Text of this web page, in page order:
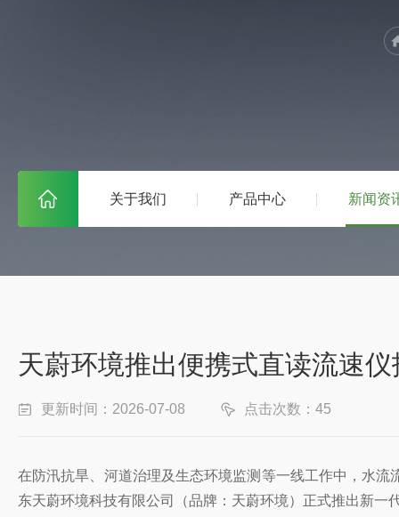
关于我们 产品中心 新闻资
天蔚环境推出便携式直读流速
更新时间：2026-07-08 点击次数：45
在防汛抗旱、河道治理及生态环境监测等一线工作中，水
东天蔚环境科技有限公司（品牌：天蔚环境）正式推出新